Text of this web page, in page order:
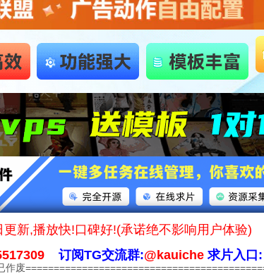
新,播放快!口碑好!(承诺绝不影响用户体验)
订阅TG交流群:@kauiche 求片入
废